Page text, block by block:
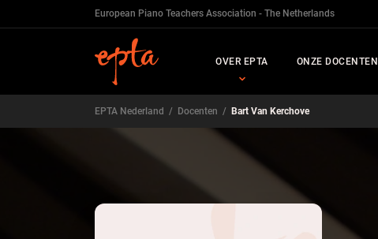
European Piano Teachers Association - The Netherlands
OVER EPTA ONZE DOCENTEN
EPTA Nederland / Docenten / Bart Van Kerchove